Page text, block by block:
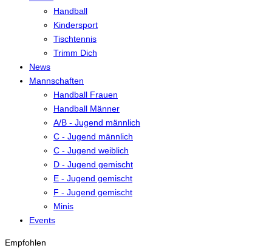
Handball
Kindersport
Tischtennis
Trimm Dich
News
Mannschaften
Handball Frauen
Handball Männer
A/B - Jugend männlich
C - Jugend männlich
C - Jugend weiblich
D - Jugend gemischt
E - Jugend gemischt
F - Jugend gemischt
Minis
Events
Empfohlen